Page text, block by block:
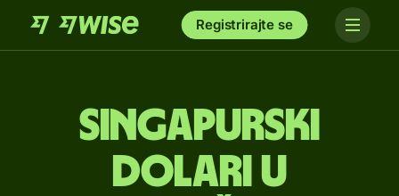
Registrirajte se
Singapurski
dolari u